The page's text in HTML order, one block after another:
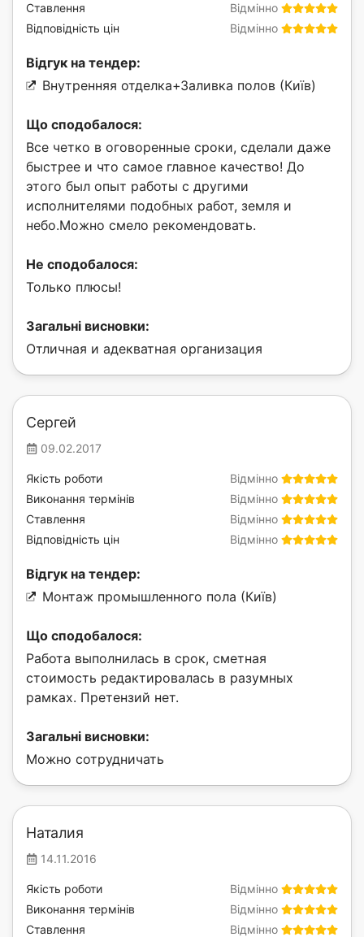
Відмінно
Ставлення
Відмінно
Відповідність цін
Відгук на тендер:
Внутренняя отделка+Заливка полов (Київ)
Що сподобалося:
Все четко в оговоренные сроки, сделали даже
быстрее и что самое главное качество! До
этого был опыт работы с другими
исполнителями подобных работ, земля и
небо.Можно смело рекомендовать.
Не сподобалося:
Только плюсы!
Загальні висновки:
Отличная и адекватная организация
Сергей
09.02.2017
Відмінно
Якість роботи
Відмінно
Виконання термінів
Відмінно
Ставлення
Відмінно
Відповідність цін
Відгук на тендер:
Монтаж промышленного пола (Київ)
Що сподобалося:
Работа выполнилась в срок, сметная
стоимость редактировалась в разумных
рамках. Претензий нет.
Загальні висновки:
Можно сотрудничать
Наталия
14.11.2016
Відмінно
Якість роботи
Відмінно
Виконання термінів
Відмінно
Ставлення